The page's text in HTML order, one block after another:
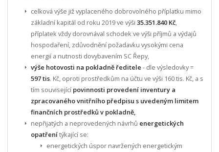
celková výše již vyplaceného dobrovolného příplatku mimo
základní kapitál od roku 2019 ve výši 35.351.840 Kč,
příplatek vždy dorovnával schodek ve výši příjmů a výdajů
hospodaření, zdůvodnění požadavku vysokými cena
energií a nutnosti dovybavením SC Řepy,
výše hotovosti na pokladně ředitele - dle výsledovky =
597 tis. Kč, oproti prostředkům na účtu ve výši 160 tis. Kč, a s
tím související povinnosti provedení inventury a
zpracovaného vnitřního předpisu s uvedeným limitem
finančních prostředků v pokladně,
nepřijatých a neprovedených návrhů energetických
opatřenítýkající se:
energetických úspor navržených energetickým